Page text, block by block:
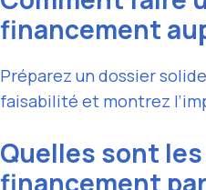
financement
Préparez un dossier
faisabilité et montrez
Quelles sont
financement par